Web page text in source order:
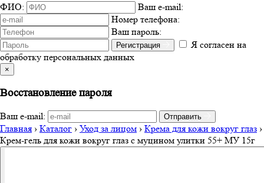
ФИО:
Ваш e-mail:
Номер телефона:
Ваш пароль:
Регистрация
Я согласен на
обработку персональных данных
×
Восстановление пароля
Ваш e-mail: Отправить
Главная › Каталог › Уход за лицом › Крема для кожи вокруг глаз ›
Крем-гель для кожи вокруг глаз с муцином улитки 55+ МУ 15г